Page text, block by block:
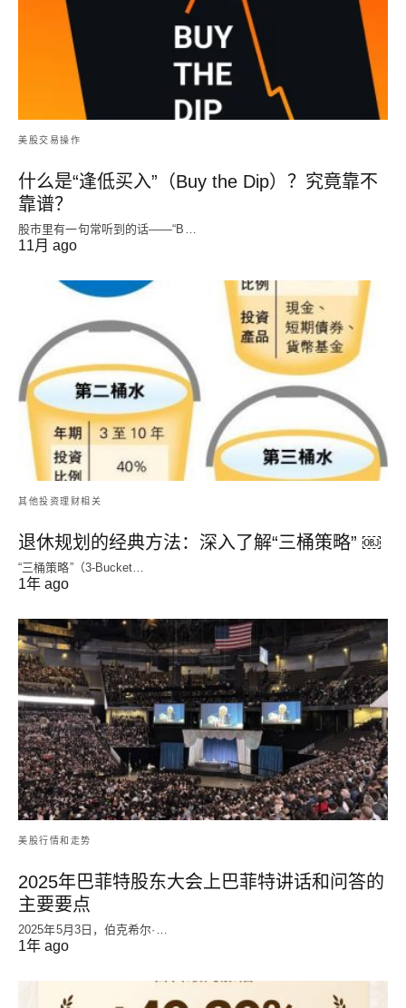
美股交易操作
什么是“逢低买入”（Buy the Dip）？究竟靠不
靠谱？
股市里有一句常听到的话——“B…
11月 ago
其他投资理财相关
退休规划的经典方法：深入了解“三桶策略” ￼
“三桶策略”（3-Bucket…
1年 ago
美股行情和走势
2025年巴菲特股东大会上巴菲特讲话和问答的
主要要点
2025年5月3日，伯克希尔·…
1年 ago